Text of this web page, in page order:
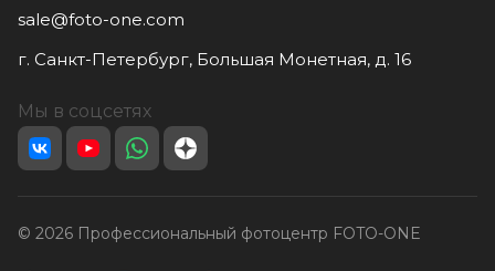
sale@foto-one.com
г. Санкт-Петербург, Большая Монетная, д. 16
Мы в соцсетях
© 2026 Профессиональный фотоцентр FOTO-ONE